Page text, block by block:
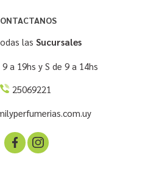
las Sucursales
a 19hs y S de 9 a 14hs
25069221